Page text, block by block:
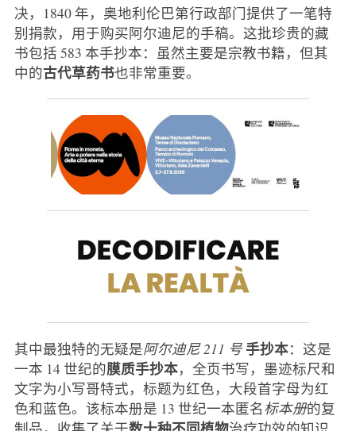
决，1840 年，奥地利伦巴第行政部门提供了一笔特
别捐款，用于购买阿尔迪尼的手稿。这批珍贵的藏
书包括 583 本手抄本：虽然主要是宗教书籍，但其
中的古代草药书也非常重要。
其中最独特的无疑是阿尔迪尼 211 号 手抄本：这是
一本 14 世纪的膜质手抄本，全页书写，墨迹标尺和
文字为小写哥特式，标题为红色，大段首字母为红
色和蓝色。该标本册是 13 世纪一本匿名标本册的复